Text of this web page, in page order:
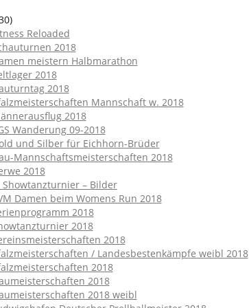
)
Reloaded
2018
meistern Halbmarathon
2018
2018
Mannschaft w. 2018
2018
Wanderung 09-2018
und Silber für Eichhorn-Brüder
Mannschaftsmeisterschaften 2018
2018
Showtanzturnier – Bilder
Damen beim Womens Run 2018
2018
2018
2018
/ Landesbestenkämpfe weibl 2018
2018
2018
2018 weibl